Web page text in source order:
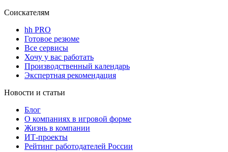
Соискателям
hh PRO
Готовое резюме
Все сервисы
Хочу у вас работать
Производственный календарь
Экспертная рекомендация
Новости и статьи
Блог
О компаниях в игровой форме
Жизнь в компании
ИТ-проекты
Рейтинг работодателей России